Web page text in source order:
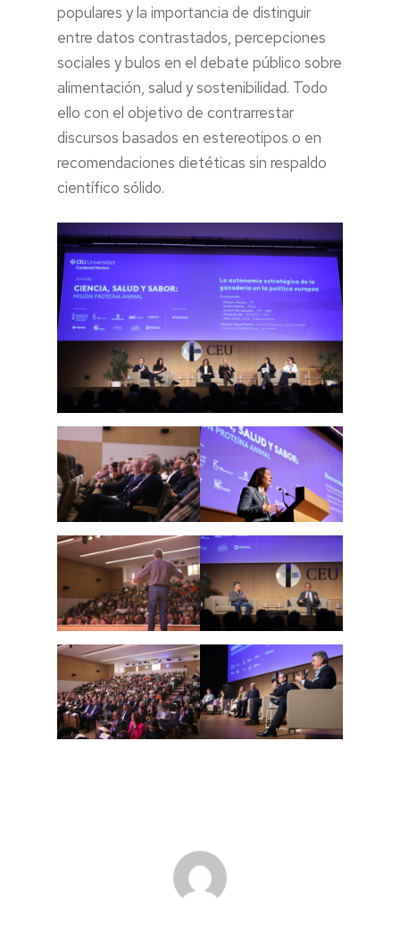
populares y la importancia de distinguir
entre datos contrastados, percepciones
sociales y bulos en el debate público sobre
alimentación, salud y sostenibilidad. Todo
ello con el objetivo de contrarrestar
discursos basados en estereotipos o en
recomendaciones dietéticas sin respaldo
científico sólido.